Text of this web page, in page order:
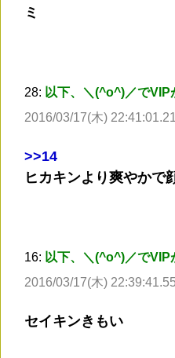
ミ
28: 以下、＼(^o^)／でVIP
2016/03/17(木)
>>14
ヒカキンより爽やかで
16: 以下、＼(^o^)／でVIP
2016/03/17(木)
セイキンきもい